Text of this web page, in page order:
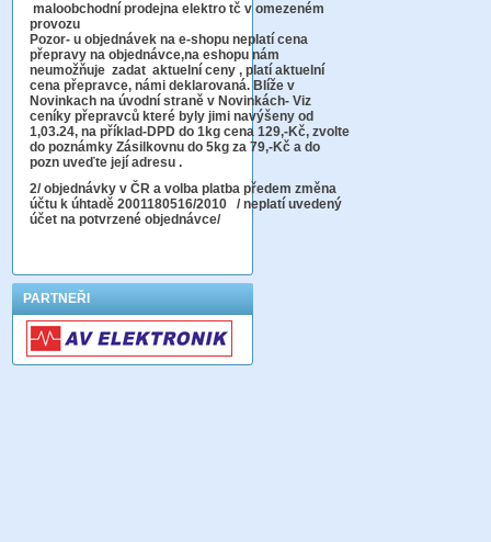
maloobchodní prodejna elektro tč v omezeném
provozu
Pozor- u objednávek na e-shopu neplatí cena
přepravy na objednávce,na eshopu nám
neumožňuje zadat aktuelní ceny , platí aktuelní
cena přepravce, námi deklarovaná. Blíže v
Novinkach na úvodní straně v Novinkách- Viz
ceníky přepravců které byly jimi navýšeny od
1,03.24, na příklad-DPD do 1kg cena 129,-Kč, zvolte
do poznámky Zásilkovnu do 5kg za 79,-Kč a do
pozn uveďte její adresu .
2/ objednávky v ČR a volba platba předem změna
účtu k úhtadě 2001180516/2010 / neplatí uvedený
účet na potvrzené objednávce/
PARTNEŘI